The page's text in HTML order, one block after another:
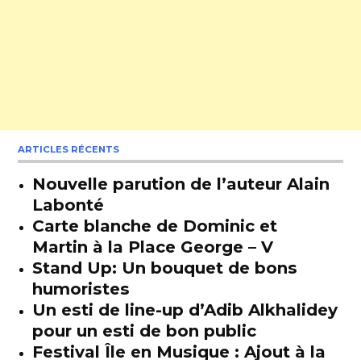
ARTICLES RÉCENTS
Nouvelle parution de l’auteur Alain
Labonté
Carte blanche de Dominic et
Martin à la Place George – V
Stand Up: Un bouquet de bons
humoristes
Un esti de line-up d’Adib Alkhalidey
pour un esti de bon public
Festival Île en Musique : Ajout à la